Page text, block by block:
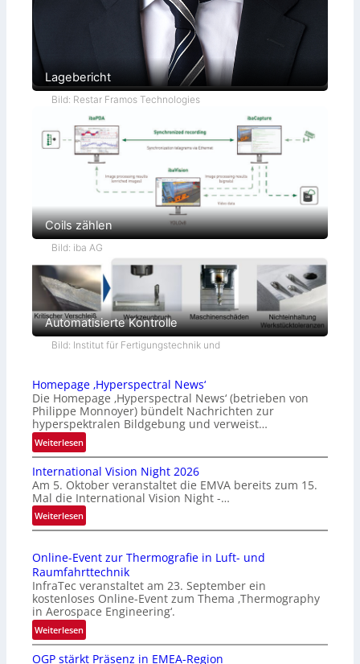
Lagebericht
Bild: Restar Framos Technologies
Coils zählen
Bild: iba AG
Automatisierte Kontrolle
Bild: Institut für Fertigungstechnik und
Homepage ‚Hyperspectral News‘
Die Homepage ‚Hyperspectral News‘ (betrieben von
Philippe Monnoyer) bündelt Nachrichten zur
hyperspektralen Bildgebung und verweist…
Weiterlesen:
H
o
m
e
p
a
e
‚
H
y
p
e
r
International Vision Night 2026
Am 5. Oktober veranstaltet die EMVA bereits zum 15.
Mal die International Vision Night -…
Weiterlesen:
I
t
e
r
n
a
t
Online-Event zur Thermografie in Luft- und
Raumfahrttechnik
InfraTec veranstaltet am 23. September ein
kostenloses Online-Event zum Thema ‚Thermography
in Aerospace Engineering‘.
Weiterlesen:
O
n
OGP stärkt Präsenz in EMEA-Region